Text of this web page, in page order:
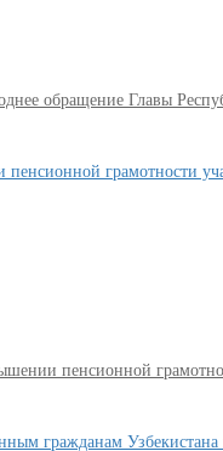
обращение Главы
пенсионной